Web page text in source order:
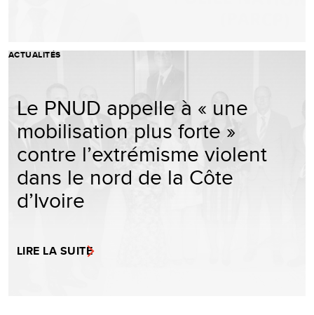
ACTUALITÉS
Le PNUD appelle à « une
mobilisation plus forte »
contre l’extrémisme violent
dans le nord de la Côte
d’Ivoire
LIRE LA SUITE